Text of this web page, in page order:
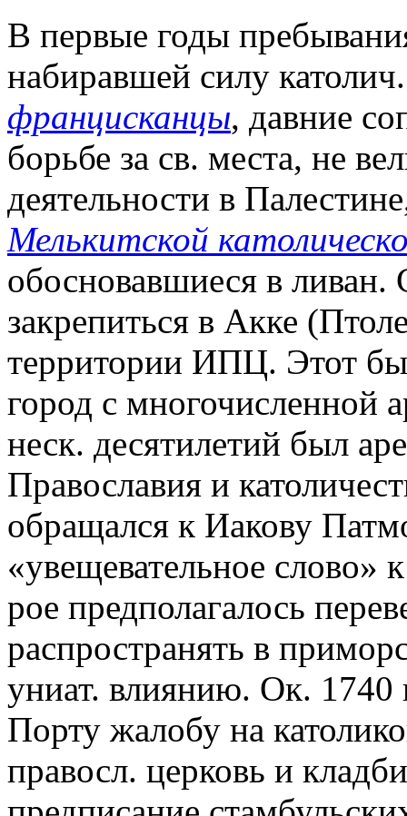
В первые годы
набиравшей силу
францисканцы, давние
борьбе за св. места, не
деятельности в
Мелькитской
обосновавшиеся в ливан.
закрепиться в Акке
территории ИПЦ. Этот
город с многочисленной
неск. десятилетий был
Православия и
обращался к Иакову
«увещевательное слово»
рое предполагалось
распространять в
униат. влиянию. Ок. 1740
Порту жалобу на
правосл. церковь и